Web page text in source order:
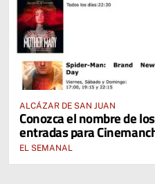
ALCÁZAR DE SAN JUAN
Conozca el nombre de
entradas para
EL SEMANAL